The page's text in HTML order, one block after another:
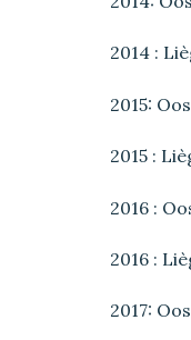
2014 :
2015:
2015 :
2016 :
2016 :
2017: